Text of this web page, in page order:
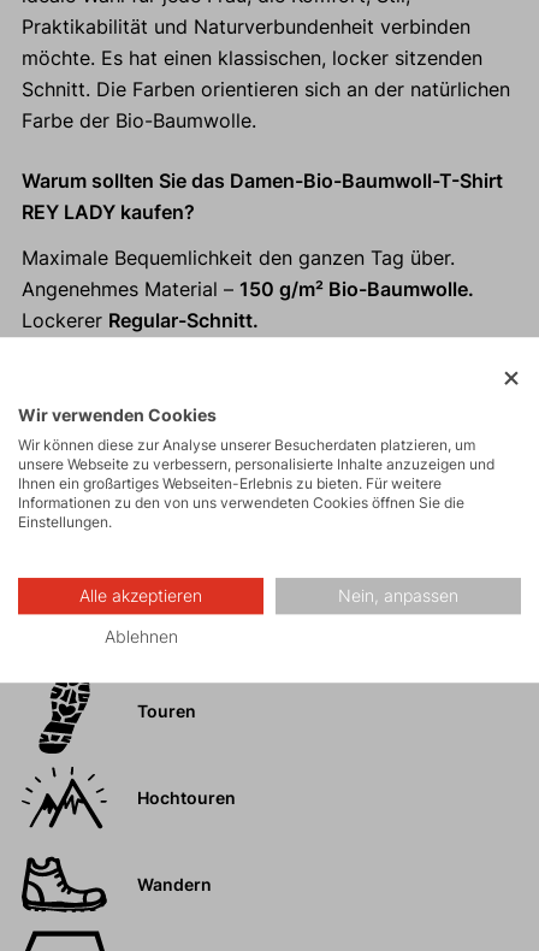
Praktikabilität und Naturverbundenheit verbinden
möchte. Es hat einen klassischen, locker sitzenden
Schnitt. Die Farben orientieren sich an der natürlichen
Farbe der Bio-Baumwolle.
Warum sollten Sie das Damen-Bio-Baumwoll-T-Shirt
REY LADY kaufen?
Maximale Bequemlichkeit den ganzen Tag über.
Angenehmes Material – 150 g/m² Bio-Baumwolle.
Lockerer Regular-Schnitt.
Durch den Wegfall des Färbeprozesses
Wasserverbrauch deutlich reduziert und die
Umweltbelastung minimiert.
Das Naturmaterial ist auch für Allergiker geeignet.
Aktivitäten
Touren
Hochtouren
Wandern
Wir verwenden Cookies
Wir können diese zur Analyse unserer Besucherdaten platzieren, um
unsere Webseite zu verbessern, personalisierte Inhalte anzuzeigen und
Ihnen ein großartiges Webseiten-Erlebnis zu bieten. Für weitere
Informationen zu den von uns verwendeten Cookies öffnen Sie die
Einstellungen.
Alle akzeptieren Nein, anpassen
Ablehnen